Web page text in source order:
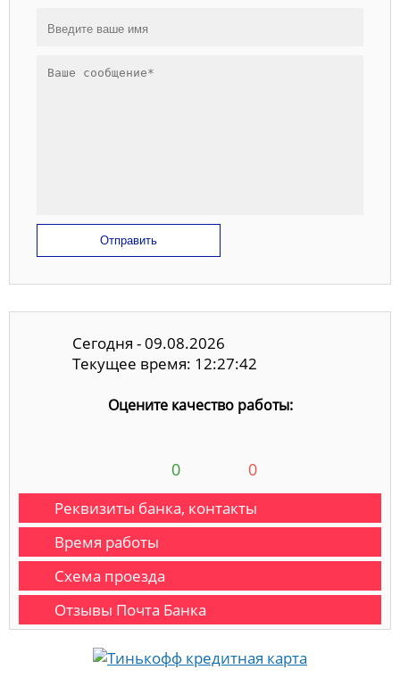
Отправить
Сегодня - 09.08.2026
Текущее время: 12:27:42
Оцените качество работы:
0 0
Реквизиты банка, контакты
Время работы
Схема проезда
Отзывы Почта Банка